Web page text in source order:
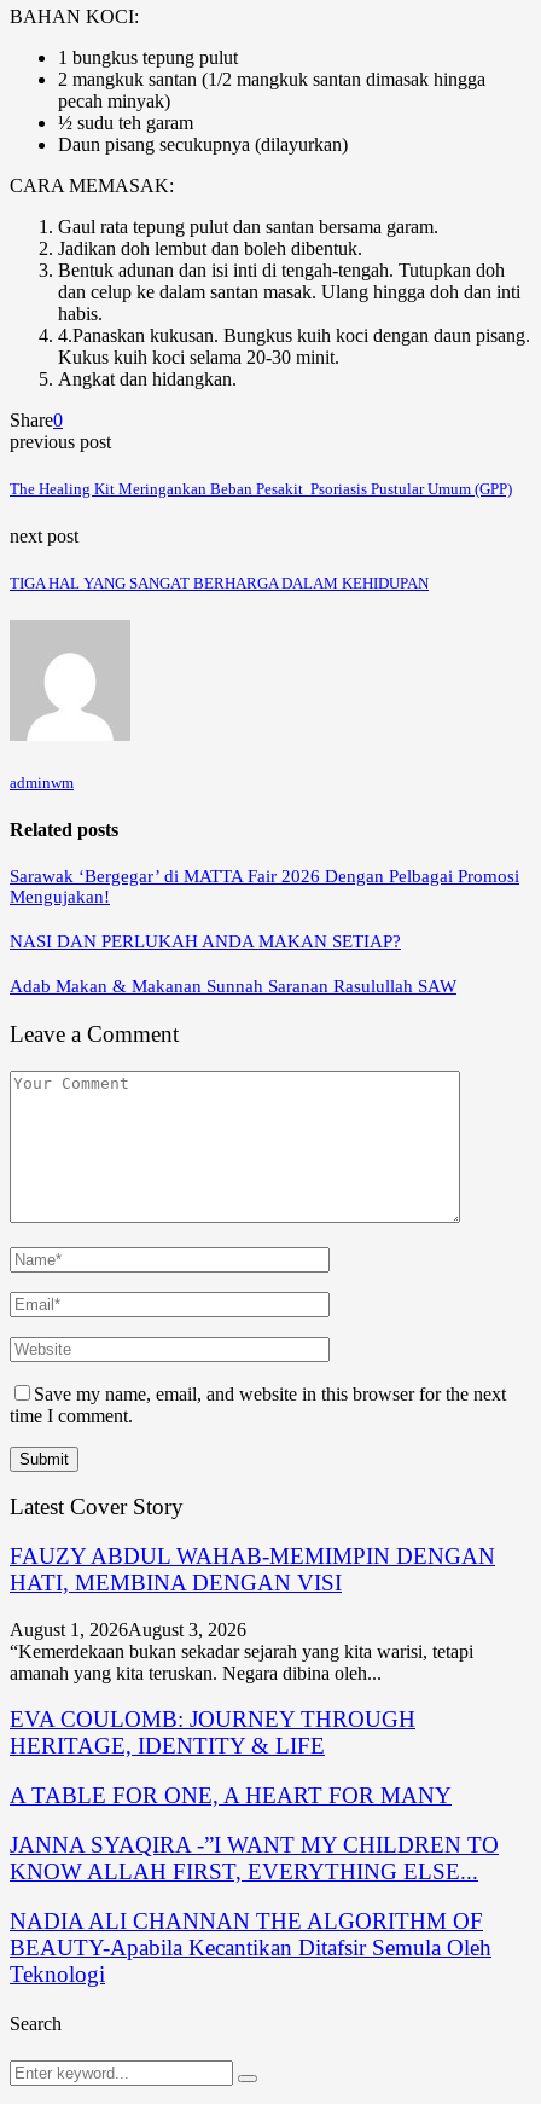
BAHAN KOCI:
1 bungkus tepung pulut
2 mangkuk santan (1/2 mangkuk santan dimasak hingga
pecah minyak)
½ sudu teh garam
Daun pisang secukupnya (dilayurkan)
CARA MEMASAK:
Gaul rata tepung pulut dan santan bersama garam.
Jadikan doh lembut dan boleh dibentuk.
Bentuk adunan dan isi inti di tengah-tengah. Tutupkan doh
dan celup ke dalam santan masak. Ulang hingga doh dan inti
habis.
4.Panaskan kukusan. Bungkus kuih koci dengan daun pisang.
Kukus kuih koci selama 20-30 minit.
Angkat dan hidangkan.
Share0
previous post
The Healing Kit Meringankan Beban Pesakit Psoriasis Pustular Umum (GPP)
next post
TIGA HAL YANG SANGAT BERHARGA DALAM KEHIDUPAN
adminwm
Related posts
Sarawak ‘Bergegar’ di MATTA Fair 2026 Dengan Pelbagai Promosi
Mengujakan!
NASI DAN PERLUKAH ANDA MAKAN SETIAP?
Adab Makan & Makanan Sunnah Saranan Rasulullah SAW
Leave a Comment
Save my name, email, and website in this browser for the next
time I comment.
Latest Cover Story
FAUZY ABDUL WAHAB-MEMIMPIN DENGAN
HATI, MEMBINA DENGAN VISI
August 1, 2026August 3, 2026
“Kemerdekaan bukan sekadar sejarah yang kita warisi, tetapi
amanah yang kita teruskan. Negara dibina oleh...
EVA COULOMB: JOURNEY THROUGH
HERITAGE, IDENTITY & LIFE
A TABLE FOR ONE, A HEART FOR MANY
JANNA SYAQIRA -”I WANT MY CHILDREN TO
KNOW ALLAH FIRST, EVERYTHING ELSE...
NADIA ALI CHANNAN THE ALGORITHM OF
BEAUTY-Apabila Kecantikan Ditafsir Semula Oleh
Teknologi
Search
Search
for:
Search